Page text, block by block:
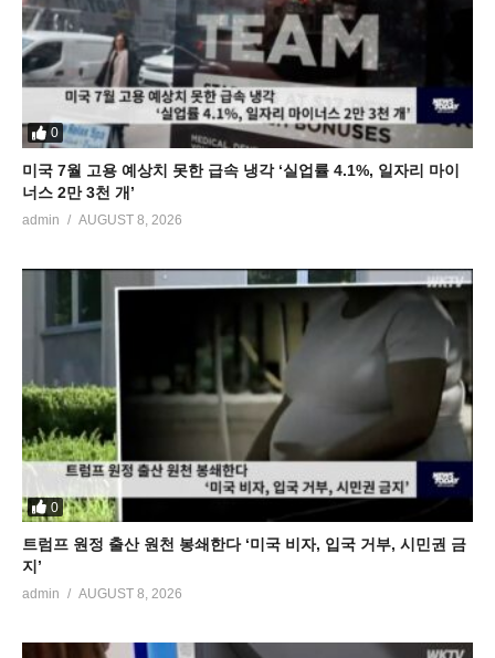
0
미국 7월 고용 예상치 못한 급속 냉각 ‘실업률 4.1%, 일자리 마이
너스 2만 3천 개’
admin AUGUST 8, 2026
0
트럼프 원정 출산 원천 봉쇄한다 ‘미국 비자, 입국 거부, 시민권 금
지’
admin AUGUST 8, 2026